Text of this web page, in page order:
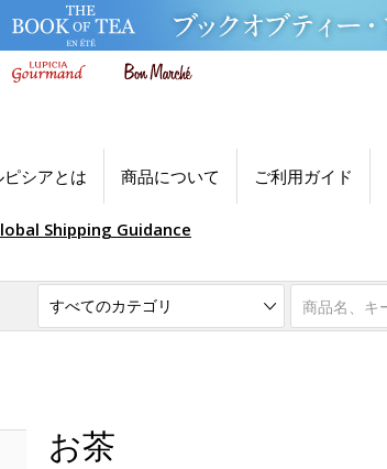
ピシアとは 商品について ご利用ガイド
Shipping Guidance
お茶